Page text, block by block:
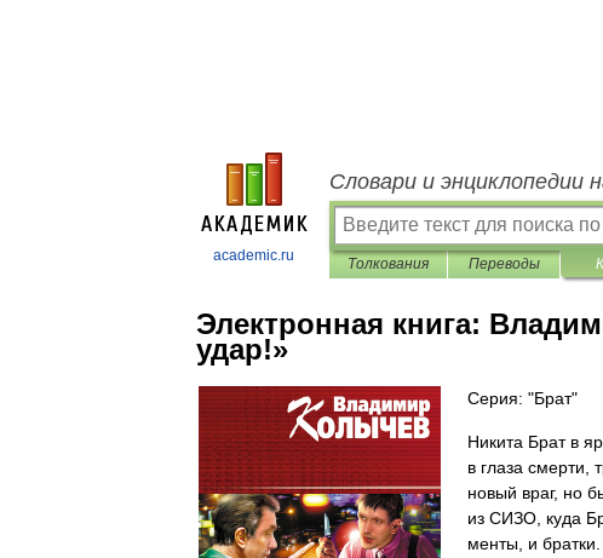
academic.ru
Словари и энциклопедии
Толкования Переводы
Электронная книга:
удар!»
Серия: "Брат"
Никита Брат в
в глаза смерти,
новый враг, но
из СИЗО, куда
менты, и